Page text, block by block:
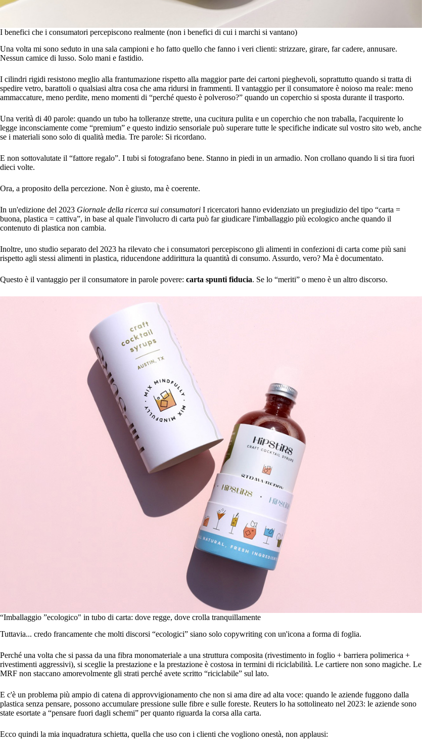
I benefici che i consumatori percepiscono realmente (non i benefici di cui i marchi si vantano)
Una volta mi sono seduto in una sala campioni e ho fatto quello che fanno i veri clienti: strizzare, girare, far cadere, annusare.
Nessun camice di lusso. Solo mani e fastidio.
I cilindri rigidi resistono meglio alla frantumazione rispetto alla maggior parte dei cartoni pieghevoli, soprattutto quando si tratta di
spedire vetro, barattoli o qualsiasi altra cosa che ama ridursi in frammenti. Il vantaggio per il consumatore è noioso ma reale: meno
ammaccature, meno perdite, meno momenti di “perché questo è polveroso?” quando un coperchio si sposta durante il trasporto.
Una verità di 40 parole: quando un tubo ha tolleranze strette, una cucitura pulita e un coperchio che non traballa, l'acquirente lo
legge inconsciamente come “premium” e questo indizio sensoriale può superare tutte le specifiche indicate sul vostro sito web, anche
se i materiali sono solo di qualità media. Tre parole: Si ricordano.
E non sottovalutate il “fattore regalo”. I tubi si fotografano bene. Stanno in piedi in un armadio. Non crollano quando li si tira fuori
dieci volte.
Ora, a proposito della percezione. Non è giusto, ma è coerente.
In un'edizione del 2023 Giornale della ricerca sui consumatori I ricercatori hanno evidenziato un pregiudizio del tipo “carta =
buona, plastica = cattiva”, in base al quale l'involucro di carta può far giudicare l'imballaggio più ecologico anche quando il
contenuto di plastica non cambia.
Inoltre, uno studio separato del 2023 ha rilevato che i consumatori percepiscono gli alimenti in confezioni di carta come più sani
rispetto agli stessi alimenti in plastica, riducendone addirittura la quantità di consumo. Assurdo, vero? Ma è documentato.
Questo è il vantaggio per il consumatore in parole povere: carta spunti fiducia. Se lo “meriti” o meno è un altro discorso.
“Imballaggio ”ecologico" in tubo di carta: dove regge, dove crolla tranquillamente
Tuttavia... credo francamente che molti discorsi “ecologici” siano solo copywriting con un'icona a forma di foglia.
Perché una volta che si passa da una fibra monomateriale a una struttura composita (rivestimento in foglio + barriera polimerica +
rivestimenti aggressivi), si sceglie la prestazione e la prestazione è costosa in termini di riciclabilità. Le cartiere non sono magiche. Le
MRF non staccano amorevolmente gli strati perché avete scritto “riciclabile” sul lato.
E c'è un problema più ampio di catena di approvvigionamento che non si ama dire ad alta voce: quando le aziende fuggono dalla
plastica senza pensare, possono accumulare pressione sulle fibre e sulle foreste. Reuters lo ha sottolineato nel 2023: le aziende sono
state esortate a “pensare fuori dagli schemi” per quanto riguarda la corsa alla carta.
Ecco quindi la mia inquadratura schietta, quella che uso con i clienti che vogliono onestà, non applausi: